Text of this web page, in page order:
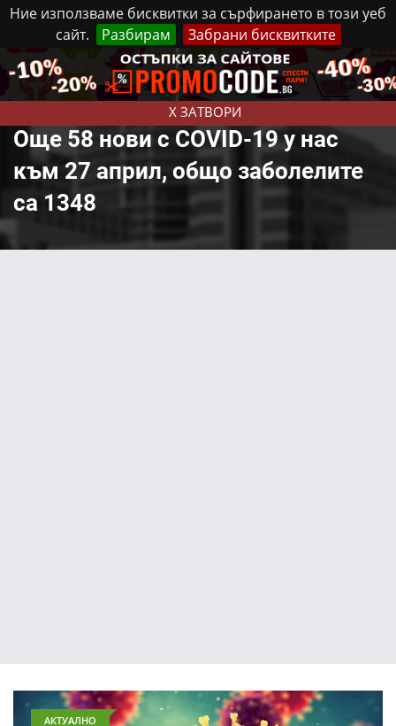
Ние използваме бисквитки за сърфирането в този уеб
сайт.
Разбирам Забрани бисквитките
X ЗАТВОРИ
Понеделник, 10 Август, 2026 Реклама Контакти
Още 58 нови с COVID-19 у нас
към 27 април, общо заболелите
са 1348
АКТУАЛНО